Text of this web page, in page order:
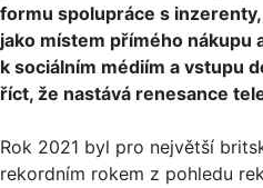
formu spolupráce s
jako místem přímého nákupu
k sociálním médiím a vstupu
říct, že nastává renesance
Rok 2021 byl pro největší
rekordním rokem z pohledu